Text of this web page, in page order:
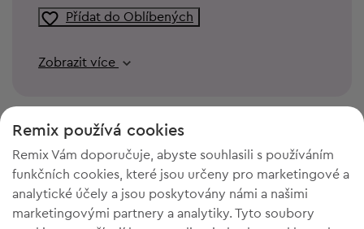
Přídat do Oblíbených
Zobrazit více
Remix používá cookies
Remix Vám doporučuje, abyste souhlasili s používáním
funkčních cookies, které jsou určeny pro marketingové a
analytické účely a jsou poskytovány námi a našimi
marketingovými partnery a analytiky. Tyto soubory